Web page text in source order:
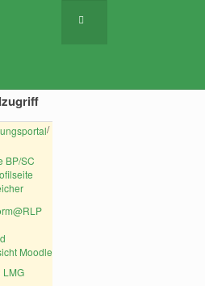
/
BP/SC
Moodle
LMG